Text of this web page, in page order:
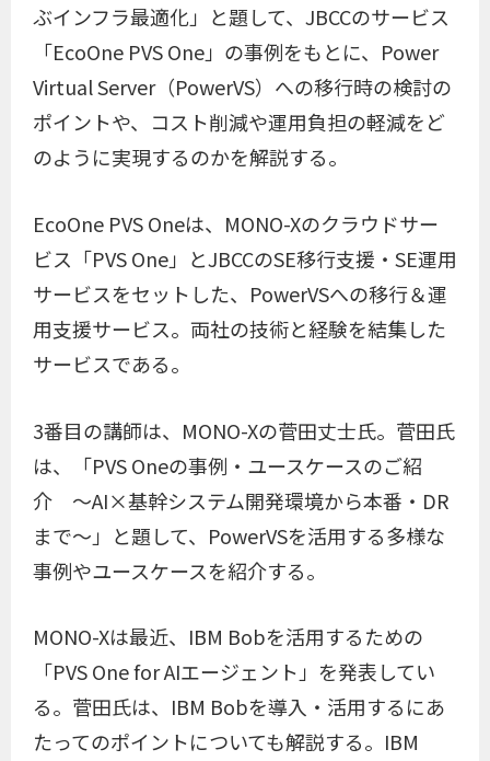
ぶインフラ最適化」と題して、JBCCのサービス
「EcoOne PVS One」の事例をもとに、Power
Virtual Server（PowerVS）への移行時の検討の
ポイントや、コスト削減や運用負担の軽減をど
のように実現するのかを解説する。
EcoOne PVS Oneは、MONO-Xのクラウドサー
ビス「PVS One」とJBCCのSE移行支援・SE運用
サービスをセットした、PowerVSへの移行＆運
用支援サービス。両社の技術と経験を結集した
サービスである。
3番目の講師は、MONO-Xの菅田丈士氏。菅田氏
は、「PVS Oneの事例・ユースケースのご紹
介 ～AI×基幹システム開発環境から本番・DR
まで～」と題して、PowerVSを活用する多様な
事例やユースケースを紹介する。
MONO-Xは最近、IBM Bobを活用するための
「PVS One for AIエージェント」を発表してい
る。菅田氏は、IBM Bobを導入・活用するにあ
たってのポイントについても解説する。IBM